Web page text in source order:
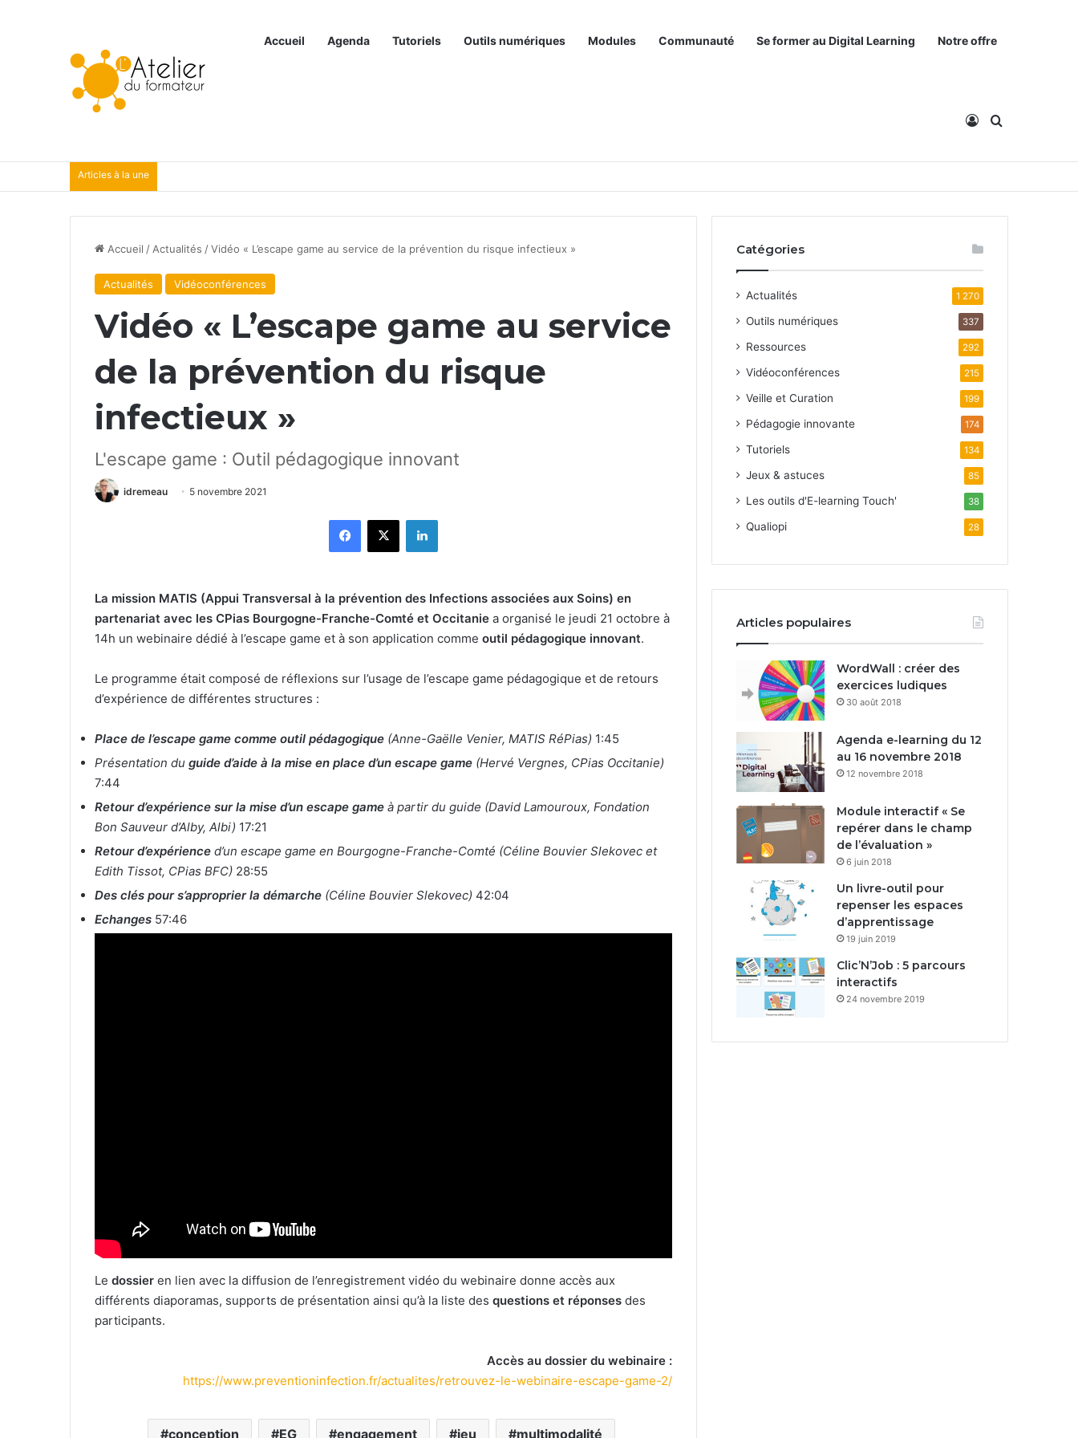
Accueil Agenda Tutoriels Outils numériques Modules Communauté Se former au Digital Learning Notre offre
Connexion
Rechercher
Articles à la une
Accueil / Actualités /Vidéo « L’escape game au service de la prévention du risque infectieux »
Actualités Vidéoconférences
Vidéo « L’escape game au service
de la prévention du risque
infectieux »
L'escape game : Outil pédagogique innovant
idremeau 5 novembre 2021
Facebook
X Linkedin
La mission MATIS (Appui Transversal à la prévention des Infections associées aux Soins) en
partenariat avec les CPias Bourgogne-Franche-Comté et Occitanie a organisé le jeudi 21 octobre à
14h un webinaire dédié à l’escape game et à son application comme outil pédagogique innovant.
Le programme était composé de réflexions sur l’usage de l’escape game pédagogique et de retours
d’expérience de différentes structures :
Place de l’escape game comme outil pédagogique (Anne-Gaëlle Venier, MATIS RéPias) 1:45
Présentation du guide d’aide à la mise en place d’un escape game (Hervé Vergnes, CPias Occitanie)
7:44
Retour d’expérience sur la mise d’un escape game à partir du guide (David Lamouroux, Fondation
Bon Sauveur d’Alby, Albi) 17:21
Retour d’expérience d’un escape game en Bourgogne-Franche-Comté (Céline Bouvier Slekovec et
Edith Tissot, CPias BFC) 28:55
Des clés pour s’approprier la démarche (Céline Bouvier Slekovec) 42:04
Echanges 57:46
Le dossier en lien avec la diffusion de l’enregistrement vidéo du webinaire donne accès aux
différents diaporamas, supports de présentation ainsi qu’à la liste des questions et réponses des
participants.
Accès au dossier du webinaire :
https://www.preventioninfection.fr/actualites/retrouvez-le-webinaire-escape-game-2/
conception EG engagement jeu multimodalité
Catégories
Actualités 1 270
Outils numériques 337
Ressources 292
Vidéoconférences 215
Veille et Curation 199
Pédagogie innovante 174
Tutoriels 134
Jeux & astuces 85
Les outils d'E-learning Touch' 38
Qualiopi 28
Articles populaires
WordWall : créer des
exercices ludiques
30 août 2018
Agenda e-learning du 12
au 16 novembre 2018
12 novembre 2018
Module interactif « Se
repérer dans le champ
de l’évaluation »
6 juin 2018
Un livre-outil pour
repenser les espaces
d’apprentissage
19 juin 2019
Clic’N’Job : 5 parcours
interactifs
24 novembre 2019